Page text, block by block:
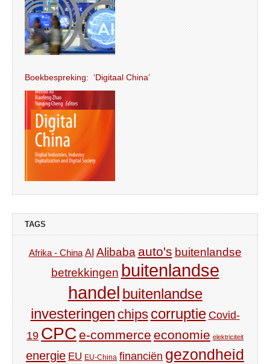
Boekbespreking: ‘Digitaal China’
TAGS
Afrika - China AI Alibaba auto's buitenlandse
betrekkingen buitenlandse
handel buitenlandse
investeringen chips corruptie Covid-
19 CPC e-commerce economie elektriciteit
energie EU EU-China financiën gezondheid